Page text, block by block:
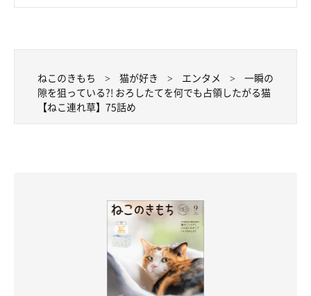
ねこのきもち 猫が好き エンタメ
一瞬の
隙を狙っている?! おろしたてを何でも占領したがる猫
【ねこ連れ草】75話め